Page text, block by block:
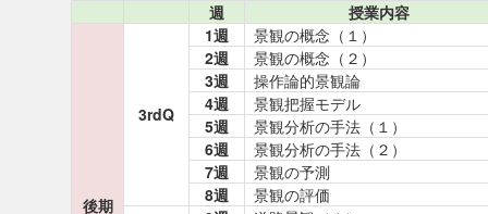
週 授業内容
後期
3rdQ
1週
景観の概念（１）
2週
景観の概念（２）
3週
操作論的景観論
4週
景観把握モデル
5週
景観分析の手法（１）
6週
景観分析の手法（２）
7週
景観の予測
8週
景観の評価